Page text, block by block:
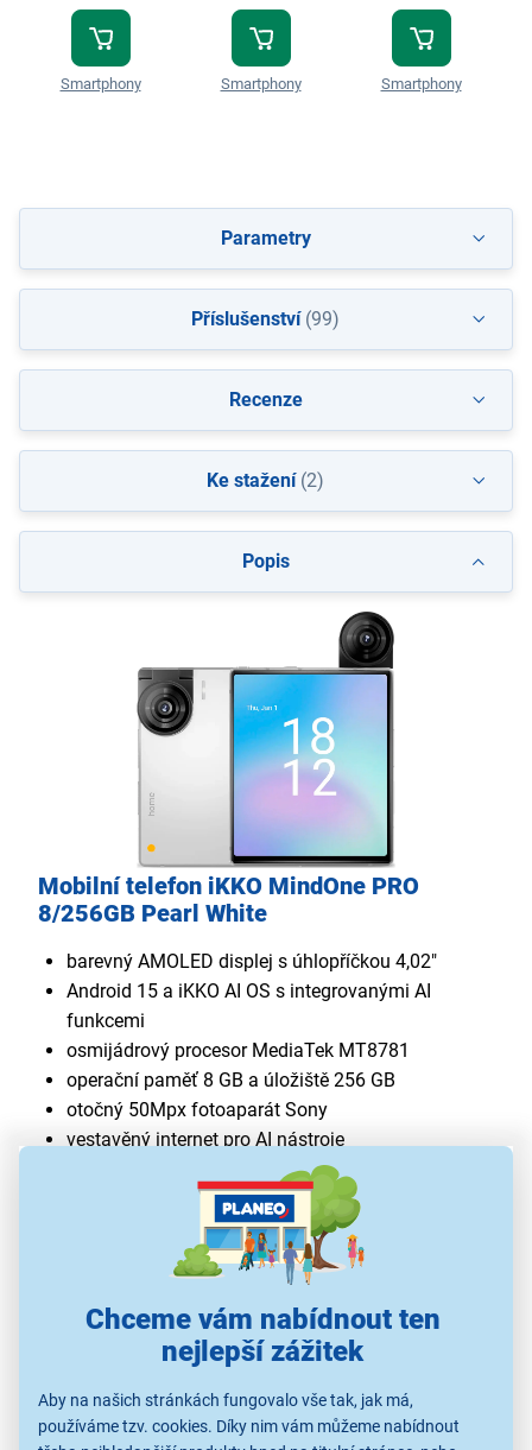
Chceme vám nabídnout ten
nejlepší zážitek
Aby na našich stránkách fungovalo vše tak, jak má,
používáme tzv. cookies. Díky nim vám můžeme nabídnout
Smartphony Smartphony Smartphony
Popis
Mobilní telefon iKKO MindOne PRO
8/256GB Pearl White
barevný AMOLED displej s úhlopříčkou 4,02"
Android 15 a iKKO AI OS s integrovanými AI
funkcemi
osmijádrový procesor MediaTek MT8781
operační paměť 8 GB a úložiště 256 GB
otočný 50Mpx fotoaparát Sony
vestavěný internet pro AI nástroje
baterie s kapacitou 2 200 mAh a rychlé nabíjení
NFC, GPS, Wi-Fi a USB-C
odolnost IP54 a hmotnost pouhých 136 g
Parametry
Příslušenství(99)
Recenze
Ke stažení(2)